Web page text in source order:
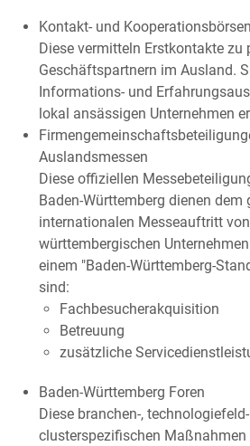
Kontakt- und Kooperationsbörsen
Diese vermitteln Erstkontakte zu
Geschäftspartnern im Ausland.
Informations- und
lokal ansässigen Unternehmen
Auslandsmessen
Diese offiziellen
Baden-Württemberg dienen dem
internationalen Messeauftritt
württembergischen
einem "Baden-Württemberg-
sind:
Fachbesucherakquisition
Betreuung
zusätzliche
Baden-Württemberg Foren
Diese branchen-,
clusterspezifischen Maßnahmen